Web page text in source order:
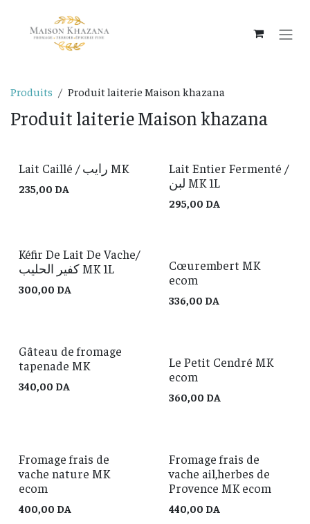
Produits Produit laiterie Maison khazana
Produit laiterie Maison khazana
Lait Caillé / رايب MK
235,00 DA
Lait Entier Fermenté /
لبن MK 1L
295,00 DA
Kéfir De Lait De Vache/
كفير الحليب MK 1L
300,00 DA
Cœurembert MK
ecom
336,00 DA
Gâteau de fromage
tapenade MK
340,00 DA
Le Petit Cendré MK
ecom
360,00 DA
Fromage frais de
vache nature MK
ecom
400,00 DA
Fromage frais de
vache ail,herbes de
Provence MK ecom
440,00 DA